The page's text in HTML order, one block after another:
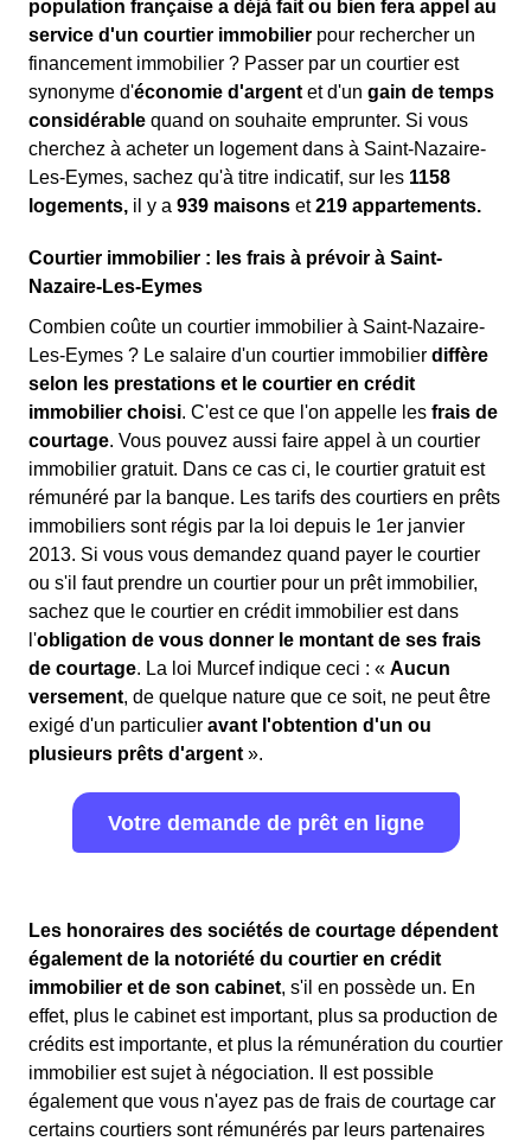
population française a déjà fait ou bien fera appel au
service d'un courtier immobilier pour rechercher un
financement immobilier ? Passer par un courtier est
synonyme d'économie d'argent et d'un gain de temps
considérable quand on souhaite emprunter. Si vous
cherchez à acheter un logement dans à Saint-Nazaire-
Les-Eymes, sachez qu'à titre indicatif, sur les 1158
logements, il y a 939 maisons et219 appartements.
Courtier immobilier : les frais à prévoir à Saint-
Nazaire-Les-Eymes
Combien coûte un courtier immobilier à Saint-Nazaire-
Les-Eymes ? Le salaire d'un courtier immobilier diffère
selon les prestations et le courtier en crédit
immobilier choisi. C'est ce que l'on appelle les frais de
courtage. Vous pouvez aussi faire appel à un courtier
immobilier gratuit. Dans ce cas ci, le courtier gratuit est
rémunéré par la banque. Les tarifs des courtiers en prêts
immobiliers sont régis par la loi depuis le 1er janvier
2013. Si vous vous demandez quand payer le courtier
ou s'il faut prendre un courtier pour un prêt immobilier,
sachez que le courtier en crédit immobilier est dans
l'obligation de vous donner le montant de ses frais
de courtage. La loi Murcef indique ceci : « Aucun
versement, de quelque nature que ce soit, ne peut être
exigé d'un particulier avant l'obtention d'un ou
plusieurs prêts d'argent ».
Votre demande de prêt en ligne
Les honoraires des sociétés de courtage dépendent
également de la notoriété du courtier en crédit
immobilier et de son cabinet, s'il en possède un. En
effet, plus le cabinet est important, plus sa production de
crédits est importante, et plus la rémunération du courtier
immobilier est sujet à négociation. Il est possible
également que vous n'ayez pas de frais de courtage car
certains courtiers sont rémunérés par leurs partenaires